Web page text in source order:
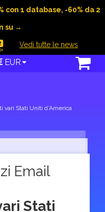
con 1 database, -60% da 2
su →
Vedi tutte le news
EUR
vari Stati Uniti d’America
Email
Stati